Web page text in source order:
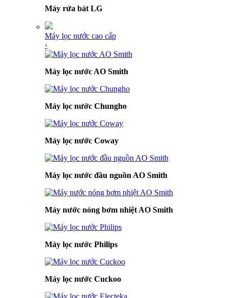
Máy rửa bát LG
Máy lọc nước cao cấp
›
Máy lọc nước AO Smith
Máy lọc nước Chungho
Máy lọc nước Coway
Máy lọc nước đầu nguồn AO Smith
Máy nước nóng bơm nhiệt AO Smith
Máy lọc nước Philips
Máy lọc nước Cuckoo